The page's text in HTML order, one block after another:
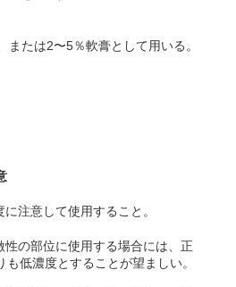
または2〜5％軟膏として用いる。
注意して使用すること。
の部位に使用する場合には、正
低濃度とすることが望ましい。